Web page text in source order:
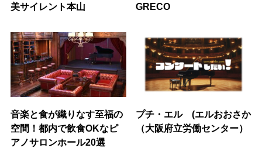
美サイレント本山 GRECO
音楽と食が織りなす至福の
空間！都内で飲食OKなピ
アノサロンホール20選
プチ・エル (エルおおさか
（大阪府立労働センター）